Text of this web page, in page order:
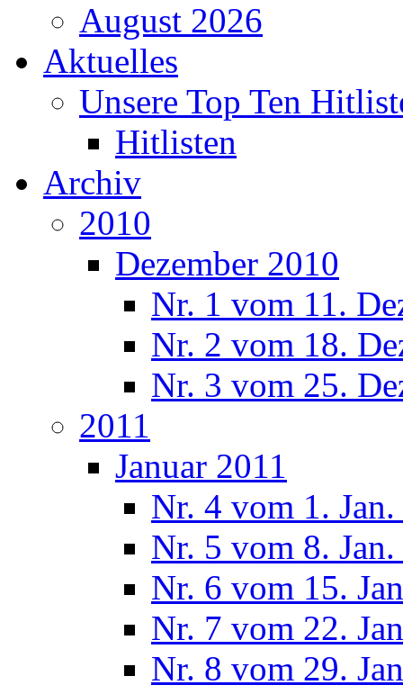
August 2026
Aktuelles
Unsere Top Ten
Hitlisten
Archiv
2010
Dezember 2010
Nr. 1 vom 11.
Nr. 2 vom 18.
Nr. 3 vom 25.
2011
Januar 2011
Nr. 4 vom 1.
Nr. 5 vom 8.
Nr. 6 vom 15.
Nr. 7 vom 22.
Nr. 8 vom 29.